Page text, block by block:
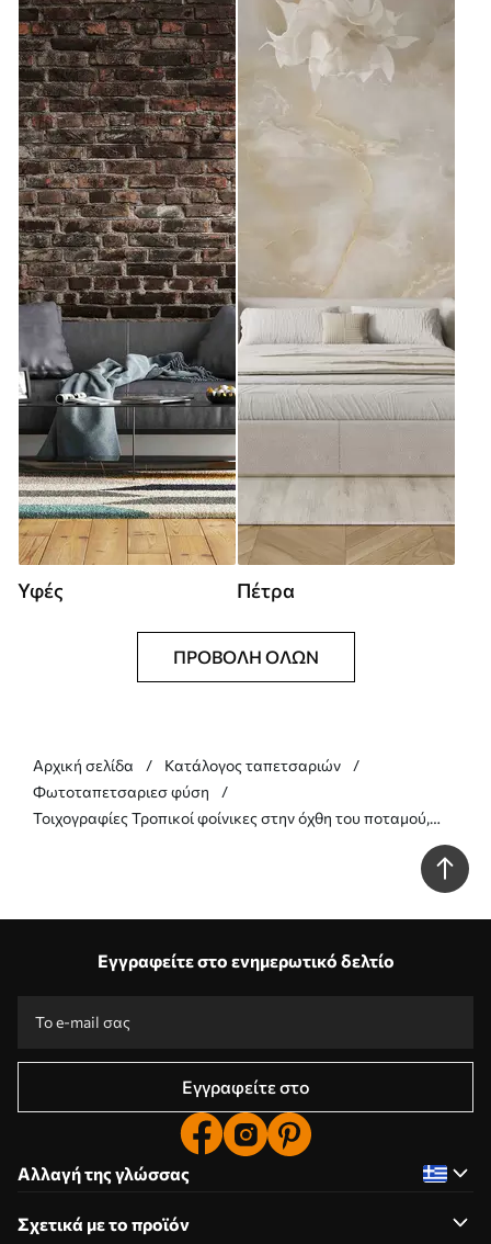
Υφές Πέτρα
ΠΡΟΒΟΛΉ ΌΛΩΝ
Αρχική σελίδα
Κατάλογος ταπετσαριών
Φωτοταπετσαριεσ φύση
Τοιχογραφίες Τροπικοί φοίνικες στην όχθη του ποταμού,
Εγγραφείτε στο ενημερωτικό δελτίο
Εγγραφείτε στο
Αλλαγή της γλώσσας
Σχετικά με το προϊόν